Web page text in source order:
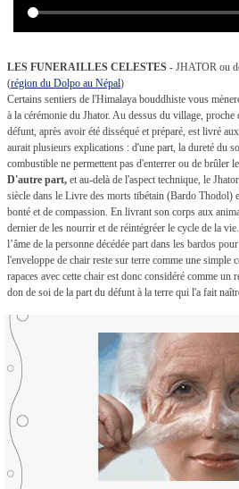
LES FUNERAILLES CELESTES - JHATOR ou
(région du Dolpo au Népal)
Certains sentiers de l'Himalaya bouddhiste vous
à la cérémonie du Jhator. Au dessus du village,
défunt, après avoir été disséqué et préparé, est livré
aurait plusieurs explications : d'une part, la dureté du
combustible ne permettent pas d'enterrer ou de brûler
D'autre part, et au-delà de l'aspect technique, le
siècle dans le Livre des morts tibétain (Bardo Thodol)
bonté et de compassion. En livrant son corps aux
dernier de les nourrir et de réintégréer le cycle de la
l’âme de la personne décédée part dans les bardos
l'enveloppe de chair reste sur terre comme une
rapaces avec cette chair est donc considéré comme un
don de soi de la part du défunt à la terre qui l'a fait